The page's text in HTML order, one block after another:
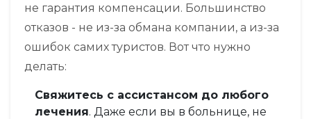
не гарантия компенсации. Большинство
отказов - не из-за обмана компании, а из-за
ошибок самих туристов. Вот что нужно
делать:
Свяжитесь с ассистансом до любого
лечения. Даже если вы в больнице, не